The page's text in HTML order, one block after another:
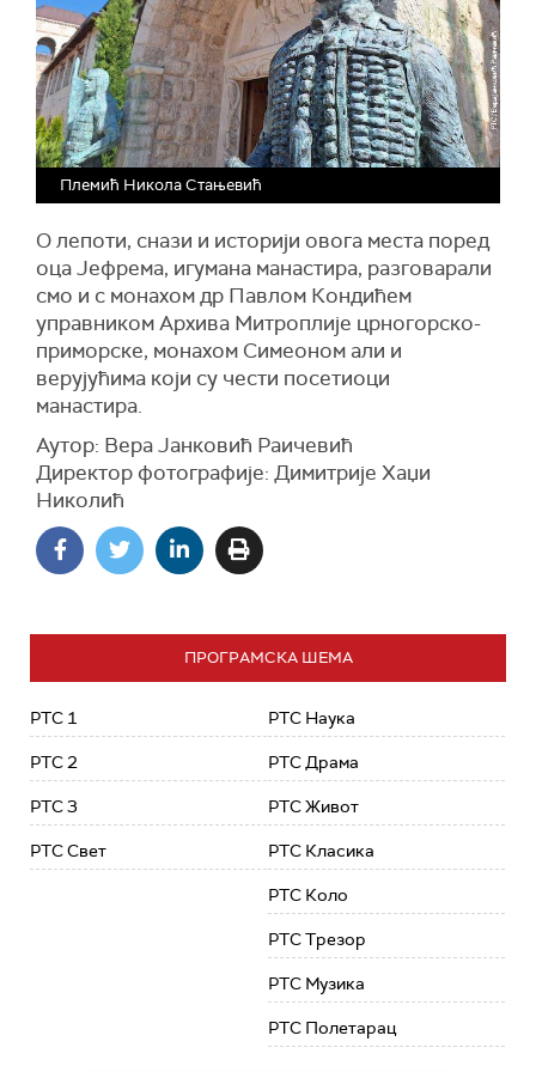
Племић Никола Стањевић
О лепоти, снази и историји овога места поред
оца Јефрема, игумана манастира, разговарали
смо и с монахом др Павлом Кондићем
управником Архива Митроплије црногорско-
приморске, монахом Симеоном али и
верујућима који су чести посетиоци
манастира.
Аутор: Вера Јанковић Раичевић
Директор фотографије: Димитрије Хаџи
Николић
ПРОГРАМСКА ШЕМА
РТС 1
РТС 2
РТС 3
РТС Свет
РТС Наука
РТС Драма
РТС Живот
РТС Класика
РТС Коло
РТС Трезор
РТС Музика
РТС Полетарац